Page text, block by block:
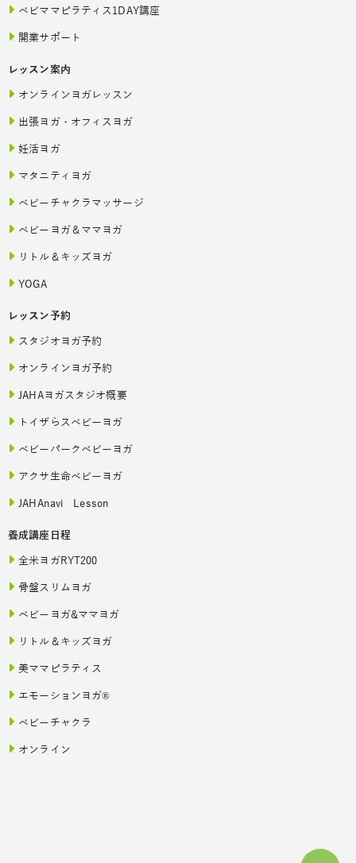
ベビママピラティス1DAY講座
開業サポート
レッスン案内
オンラインヨガレッスン
出張ヨガ・オフィスヨガ
妊活ヨガ
マタニティヨガ
ベビーチャクラマッサージ
ベビーヨガ＆ママヨガ
リトル＆キッズヨガ
YOGA
レッスン予約
スタジオヨガ予約
オンラインヨガ予約
JAHAヨガスタジオ概要
トイザらスベビーヨガ
ベビーパークベビーヨガ
アクサ生命ベビーヨガ
JAHAnavi Lesson
養成講座日程
全米ヨガRYT200
骨盤スリムヨガ
ベビーヨガ&ママヨガ
リトル＆キッズヨガ
美ママピラティス
エモーションヨガ®
ベビーチャクラ
オンライン